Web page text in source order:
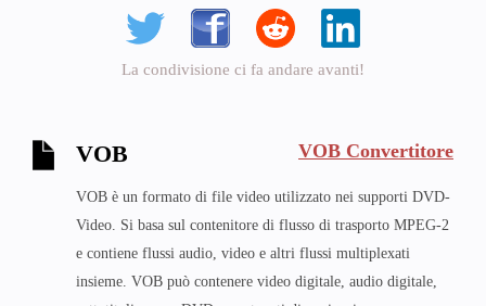
La condivisione ci fa andare avanti!
VOB VOB Convertitore
VOB è un formato di file video utilizzato nei supporti DVD-
Video. Si basa sul contenitore di flusso di trasporto MPEG-2
e contiene flussi audio, video e altri flussi multiplexati
insieme. VOB può contenere video digitale, audio digitale,